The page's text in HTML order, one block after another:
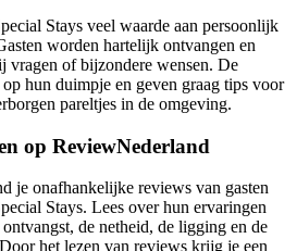
Stays veel waarde aan persoonlijk
worden hartelijk ontvangen en
vragen of bijzondere wensen. De
hun duimpje en geven graag tips voor
pareltjes in de omgeving.
op ReviewNederland
je onafhankelijke reviews van gasten
Stays. Lees over hun ervaringen
de netheid, de ligging en de
het lezen van reviews krijg je een